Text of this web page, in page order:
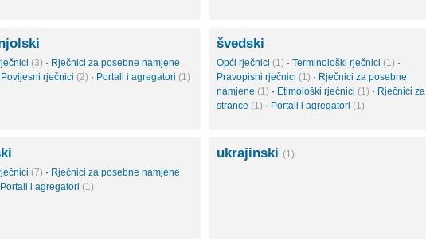
(3) · Rječnici za posebne namjene
Povijesni rječnici (2) · Portali i agregatori (1)
švedski
Opći rječnici (1) · Terminološki rječnici (1) ·
Pravopisni rječnici (1) · Rječnici za posebne
namjene (1) · Etimološki rječnici (1) · Rječnici za
strance (1) · Portali i agregatori (1)
(7) · Rječnici za posebne namjene
Portali i agregatori (1)
ukrajinski (1)